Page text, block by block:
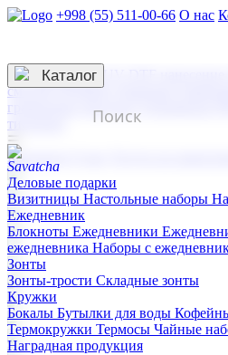
+998 (55) 511-00-66 О нас
3D гравировка
смолой (Doming)
гравировка твердая
тиснение
☰
Контакты
Каталог
Деловые подарки
Визитницы Настольные наборы
Ежедневник
Блокноты Ежедневники
ежедневника Наборы с
Зонты
Зонты-трости Складные зонты
Кружки
Бокалы Бутылки для воды
Термокружки Термосы Чайные
Наградная продукция